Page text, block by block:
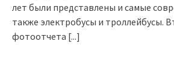
лет были представлены и самые
также электробусы и троллейбусы.
фотоотчета [...]